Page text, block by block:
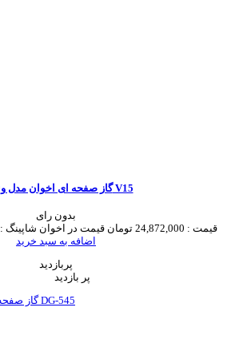
گاز صفحه ای اخوان مدل ونوس V15
بدون رای
قیمت : 24,872,000 تومان قیمت در اخوان شاپینگ :
اضافه به سبد خرید
پربازدید
پر بازدید